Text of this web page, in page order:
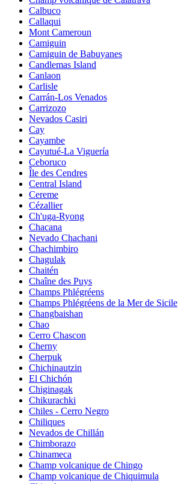
Calbuco
Callaqui
Mont Cameroun
Camiguin
Camiguin de Babuyanes
Candlemas Island
Canlaon
Carlisle
Carrán-Los Venados
Carrizozo
Nevados Casiri
Cay
Cayambe
Cayutué-La Viguería
Ceboruco
Île des Cendres
Central Island
Cereme
Cézallier
Ch'uga-Ryong
Chacana
Nevado Chachani
Chachimbiro
Chagulak
Chaitén
Chaîne des Puys
Champs Phlégréens
Champs Phlégréens de la Mer de Sicile
Changbaishan
Chao
Cerro Chascon
Cherny
Cherpuk
Chichinautzin
El Chichón
Chiginagak
Chikurachki
Chiles - Cerro Negro
Chiliques
Nevados de Chillán
Chimborazo
Chinameca
Champ volcanique de Chingo
Champ volcanique de Chiquimula